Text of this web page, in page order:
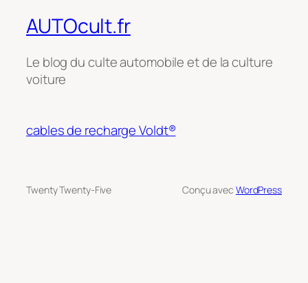
AUTOcult.fr
Le blog du culte automobile et de la culture
voiture
cables de recharge Voldt®
Twenty Twenty-Five Conçu avec WordPress